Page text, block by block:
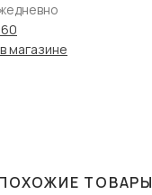
магазине
ТОВАРЫ